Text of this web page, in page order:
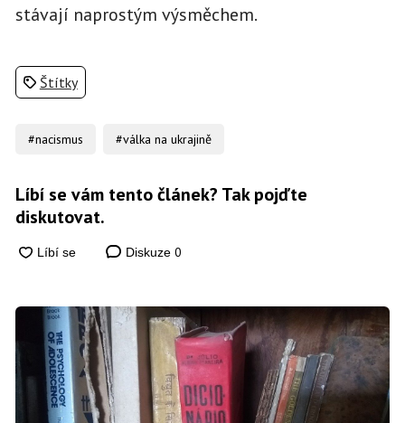
stávají naprostým výsměchem.
Štítky
#nacismus #válka na ukrajině
Líbí se vám tento článek? Tak pojďte
diskutovat.
Diskuze 0